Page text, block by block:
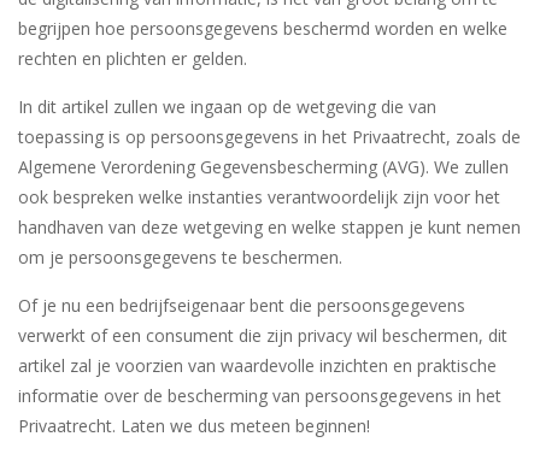
begrijpen hoe persoonsgegevens beschermd worden en welke
rechten en plichten er gelden.
In dit artikel zullen we ingaan op de wetgeving die van
toepassing is op persoonsgegevens in het Privaatrecht, zoals de
Algemene Verordening Gegevensbescherming (AVG). We zullen
ook bespreken welke instanties verantwoordelijk zijn voor het
handhaven van deze wetgeving en welke stappen je kunt nemen
om je persoonsgegevens te beschermen.
Of je nu een bedrijfseigenaar bent die persoonsgegevens
verwerkt of een consument die zijn privacy wil beschermen, dit
artikel zal je voorzien van waardevolle inzichten en praktische
informatie over de bescherming van persoonsgegevens in het
Privaatrecht. Laten we dus meteen beginnen!